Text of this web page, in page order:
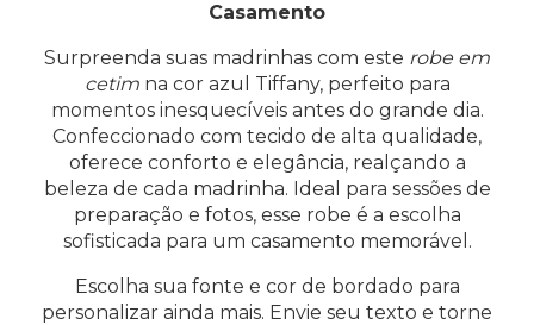
Casamento
Surpreenda suas madrinhas com este robe em
cetimna cor azul Tiffany, perfeito para
momentos inesquecíveis antes do grande dia.
Confeccionado com tecido de alta qualidade,
oferece conforto e elegância, realçando a
beleza de cada madrinha. Ideal para sessões de
preparação e fotos, esse robe é a escolha
sofisticada para um casamento memorável.
Escolha sua fonte e cor de bordado para
personalizar ainda mais. Envie seu texto e torne